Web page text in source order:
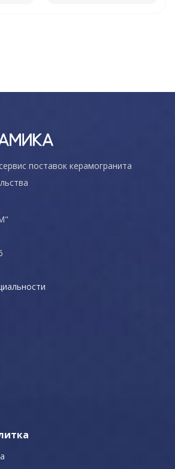
поставок керамогранита